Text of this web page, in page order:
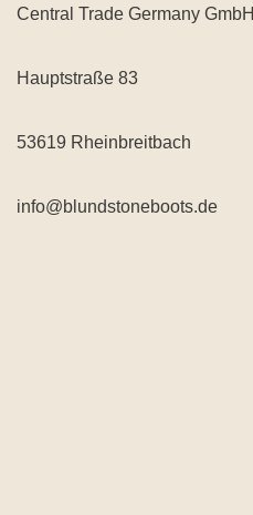
Central Trade Germany GmbH
Hauptstraße 83
53619 Rheinbreitbach
info@blundstoneboots.de